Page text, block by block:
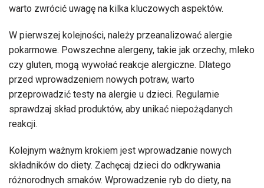
warto zwrócić uwagę na kilka kluczowych aspektów.
W pierwszej kolejności, należy przeanalizować alergie
pokarmowe. Powszechne alergeny, takie jak orzechy, mleko
czy gluten, mogą wywołać reakcje alergiczne. Dlatego
przed wprowadzeniem nowych potraw, warto
przeprowadzić testy na alergie u dzieci. Regularnie
sprawdzaj skład produktów, aby unikać niepożądanych
reakcji.
Kolejnym ważnym krokiem jest wprowadzanie nowych
składników do diety. Zachęcaj dzieci do odkrywania
różnorodnych smaków. Wprowadzenie ryb do diety, na